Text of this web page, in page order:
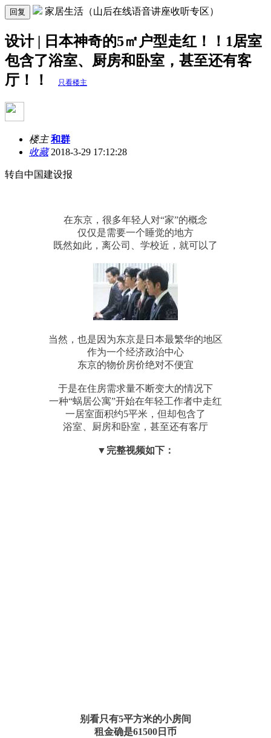
回复 家居生活（山后在线语音讲座收听专区）
设计 | 日本神奇的5㎡户型走红！！1居室
包含了浴室、厨房和卧室，甚至还有客
厅！！
只看楼主
楼主 和群
收藏2018-3-29 17:12:28
转自中国建设报
在东京，很多年轻人对“家”的概念
仅仅是需要一个睡觉的地方
既然如此，离公司、学校近，就可以了
当然，也是因为东京是日本最繁华的地区
作为一个经济政治中心
东京的物价房价绝对不便宜
于是在住房需求量不断变大的情况下
一种“蜗居公寓”开始在年轻工作者中走红
一居室面积约5平米，但却包含了
浴室、厨房和卧室，甚至还有客厅
▼完整视频如下：
别看只有5平方米的小房间
租金确是61500日币